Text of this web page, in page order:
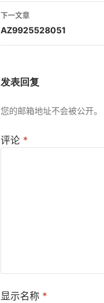
导
航
下一文章
AZ9925528051
发表回复
您的邮箱地址不会被公开。
评论 *
显示名称 *